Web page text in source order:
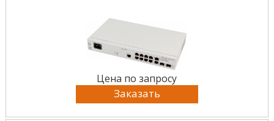
Цена по запросу
Заказать